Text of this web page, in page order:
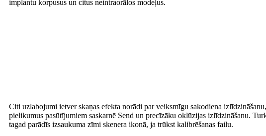
implantu korpusus un citus neintraorālos modeļus.
Citi uzlabojumi ietver skaņas efekta norādi par veiksmīgu sakodiena
pielikumus pasūtījumiem saskarnē Send un precīzāku oklūzijas izlīdzināšanu.
tagad parādīs izsaukuma zīmi skenera ikonā, ja trūkst kalibrēšanas failu.